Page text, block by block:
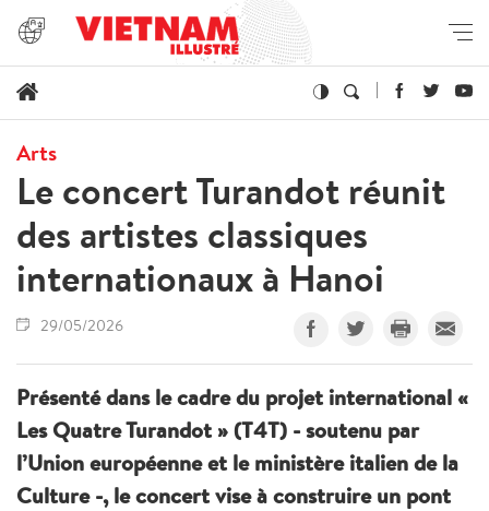
Arts
Le concert Turandot réunit
des artistes classiques
internationaux à Hanoi
29/05/2026
Présenté dans le cadre du projet international «
Les Quatre Turandot » (T4T) - soutenu par
l’Union européenne et le ministère italien de la
Culture -, le concert vise à construire un pont